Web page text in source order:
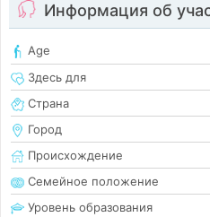
Информация об
Age
Здесь для
Страна
Город
Происхождение
Семейное положение
Уровень образования